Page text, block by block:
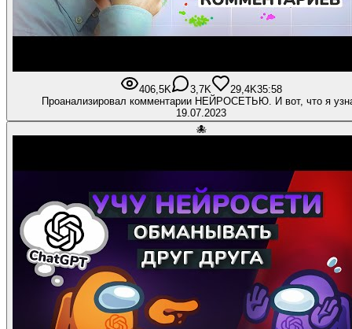
406,5K 3,7K 29,4K35:58
Проанализировал комментарии НЕЙРОСЕТЬЮ. И вот, что я
19.07.2023
🐙